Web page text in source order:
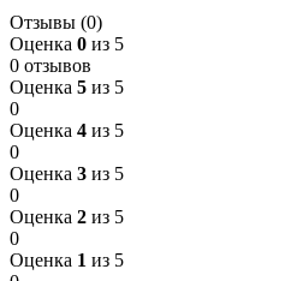
Отзывы (0)
Оценка 0 из 5
0 отзывов
Оценка 5 из 5
0
Оценка 4 из 5
0
Оценка 3 из 5
0
Оценка 2 из 5
0
Оценка 1 из 5